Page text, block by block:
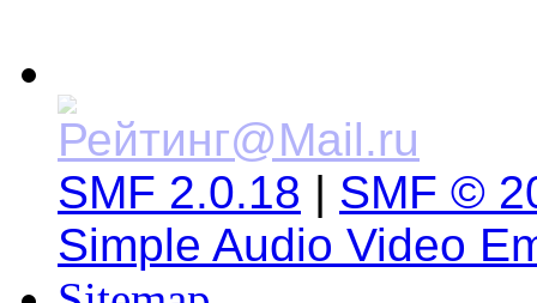
SMF 2.0.18 | SMF ©
Simple Audio Video